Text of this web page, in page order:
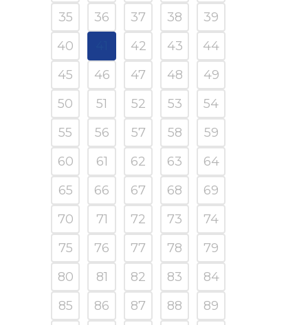
35
36 37 38
39
40
42 43
44
45
46 47 48
49
50
51 52 53
54
55
56 57 58
59
60
61 62 63
64
65
66 67 68
69
70
71 72 73
74
75
76 77 78
79
80
81 82 83
84
85
86 87 88
89